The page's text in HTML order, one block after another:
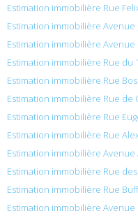
Estimation immobilière Rue
Estimation immobilière
Estimation immobilière
Estimation immobilière Rue du
Estimation immobilière Rue
Estimation immobilière Rue de
Estimation immobilière Rue
Estimation immobilière Rue
Estimation immobilière
Estimation immobilière Rue
Estimation immobilière Rue
Estimation immobilière